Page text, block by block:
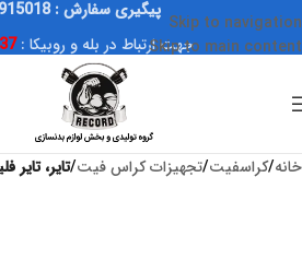
Skip to navigation
Skip to main content
پیگیری سفارش : 02166915018
جهت ارتباط در بله و روبیکا :
خانه کراسفیت تجهیزات کراس فیت تایر،